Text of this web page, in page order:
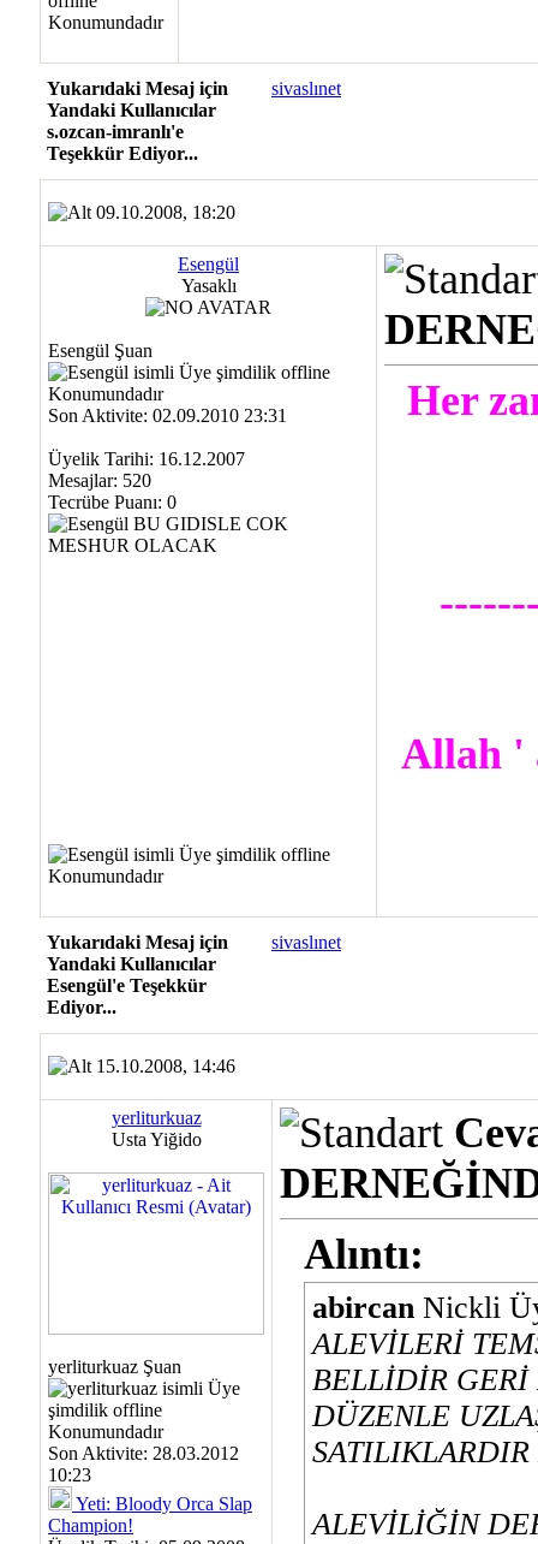
Yukarıdaki Mesaj için
Yandaki Kullanıcılar
s.ozcan-imranlı'e
Teşekkür Ediyor...
sivaslınet
09.10.2008, 18:20
Esengül
Yasaklı
Esengül Şuan
Son Aktivite: 02.09.2010 23:31
Üyelik Tarihi: 16.12.2007
Mesajlar: 520
Tecrübe Puanı: 0
Her
Allah '
Yukarıdaki Mesaj için
Yandaki Kullanıcılar
Esengül'e Teşekkür
Ediyor...
sivaslınet
15.10.2008, 14:46
yerliturkuaz
Usta Yiğido
yerliturkuaz Şuan
Son Aktivite: 28.03.2012
10:23
Yeti: Bloody Orca Slap
Champion!
Alıntı:
abircan Nickli
ALEVİLERİ
BELLİDİR GERİ
DÜZENLE
ALEVİLİĞİN